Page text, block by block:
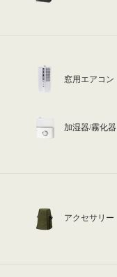
窓用エアコン
加湿器/霧化器
アクセサリー